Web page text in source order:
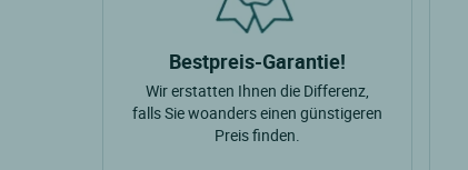
Bestpreis-Garantie!
Wir erstatten Ihnen die Differenz,
falls Sie woanders einen günstigeren
Preis finden.